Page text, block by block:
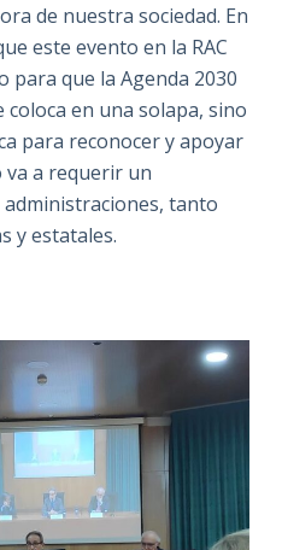
de nuestra sociedad. En
este evento en la RAC
para que la Agenda 2030
en una solapa, sino
para reconocer y apoyar
va a requerir un
tanto
y estatales.